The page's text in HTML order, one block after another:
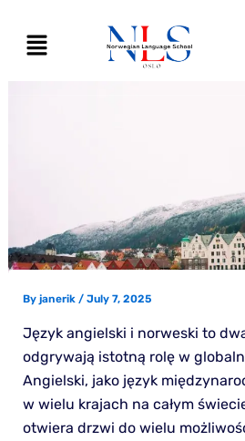
content
Menu
By janerik / July 7, 2025
Język angielski i norweski to
odgrywają istotną rolę w
Angielski, jako język
w wielu krajach na całym
otwiera drzwi do wielu